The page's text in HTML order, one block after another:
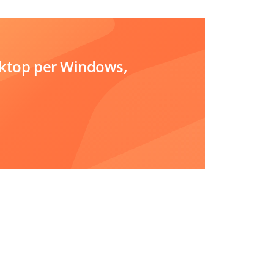
per Windows,